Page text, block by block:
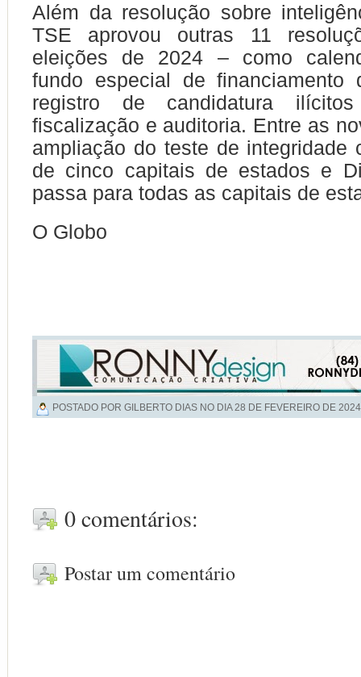
Além da resolução sobre
TSE aprovou outras 11
eleições de 2024 – como
fundo especial de financiamento
registro de candidatura
fiscalização e auditoria. Entre as
ampliação do teste de integridade
de cinco capitais de estados e
passa para todas as capitais de
O Globo
POSTADO POR GILBERTO DIAS NO DIA28 DE FEVEREIRO DE 2024
0 comentários:
Postar um comentário